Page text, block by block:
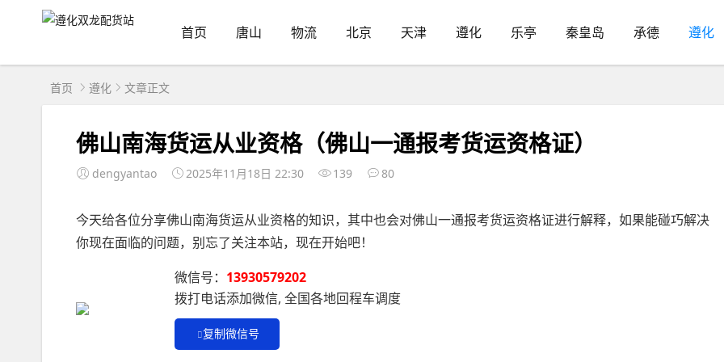
首页 唐山 物流 北京 天津 遵化 乐亭 秦皇岛 承德 遵化
首页 遵化 文章正文
佛山南海货运从业资格（佛山一通报考货运资格证）
dengyantao 2025年11月18日 22:30 139 80
今天给各位分享佛山南海货运从业资格的知识，其中也会对佛山一通报考货运资格证进行解释，如果能碰巧解决
你现在面临的问题，别忘了关注本站，现在开始吧！
微信号： 13930579202
拨打电话添加微信, 全国各地回程车调度
复制微信号